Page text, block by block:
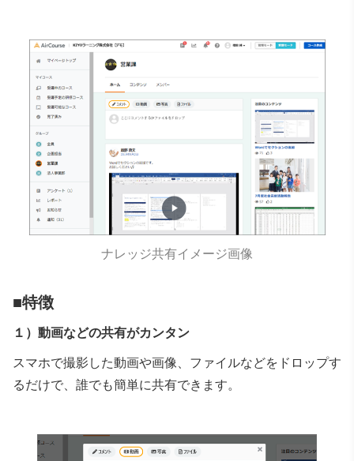
ナレッジ共有イメージ画像
■特徴
１）動画などの共有がカンタン
スマホで撮影した動画や画像、ファイルなどをドロップす
るだけで、 誰でも簡単に共有できます。